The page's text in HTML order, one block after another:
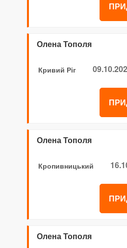
Олена Тополя
Кривий Ріг
Олена Тополя
Кропивницький
Олена Тополя